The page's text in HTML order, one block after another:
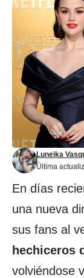
Última
Luneika
En días
una nueva
sus fans al
hechiceros
volviéndose